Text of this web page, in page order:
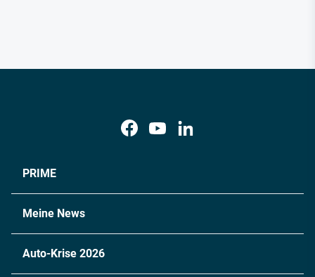
PRIME
Meine News
Auto-Krise 2026